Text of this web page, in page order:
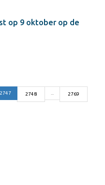
op 9 oktober op de
2747 2748 2769